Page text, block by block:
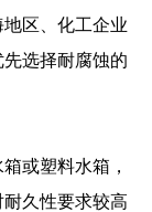
区、化工企业
选择耐腐蚀的
或塑料水箱，
久性要求较高